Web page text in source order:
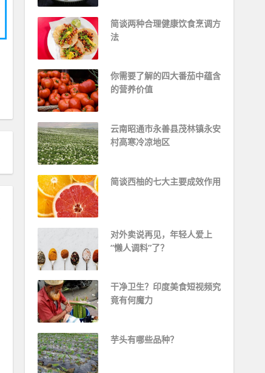
简谈两种合理健康饮食烹调方
法 ​
你需要了解的四大番茄中蕴含
的营养价值 ​
云南昭通市永善县茂林镇永安
村高寒冷凉地区
简谈西柚的七大主要成效作用
对外卖说再见，年轻人爱上
“懒人调料”了？
干净卫生？印度美食短视频究
竟有何魔力
芋头有哪些品种？